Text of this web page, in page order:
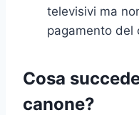
televisivi ma
pagamento del
Cosa
canone?